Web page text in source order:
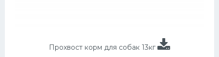
Прохвост корм для собак 13кг